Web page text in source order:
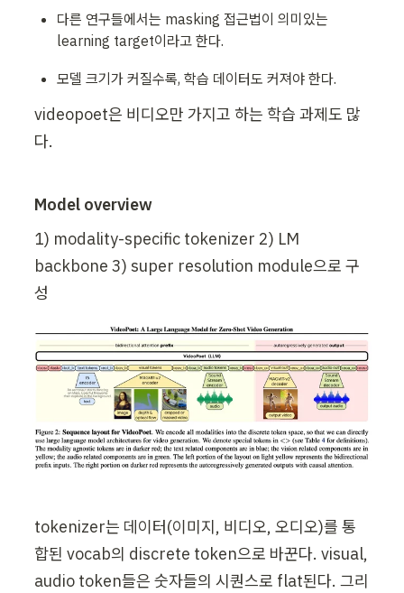
다른 연구들에서는 masking 접근법이 의미있는
learning target이라고 한다.
모델 크기가 커질수록, 학습 데이터도 커져야 한다.
videopoet은 비디오만 가지고 하는 학습 과제도 많
다.
Model overview
1) modality-specific tokenizer 2) LM
backbone 3) super resolution module으로 구
성
tokenizer는 데이터(이미지, 비디오, 오디오)를 통
합된 vocab의 discrete token으로 바꾼다. visual,
audio token들은 숫자들의 시퀀스로 flat된다. 그리